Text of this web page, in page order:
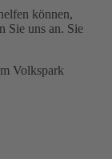
können,
Sie uns an. Sie
Volkspark